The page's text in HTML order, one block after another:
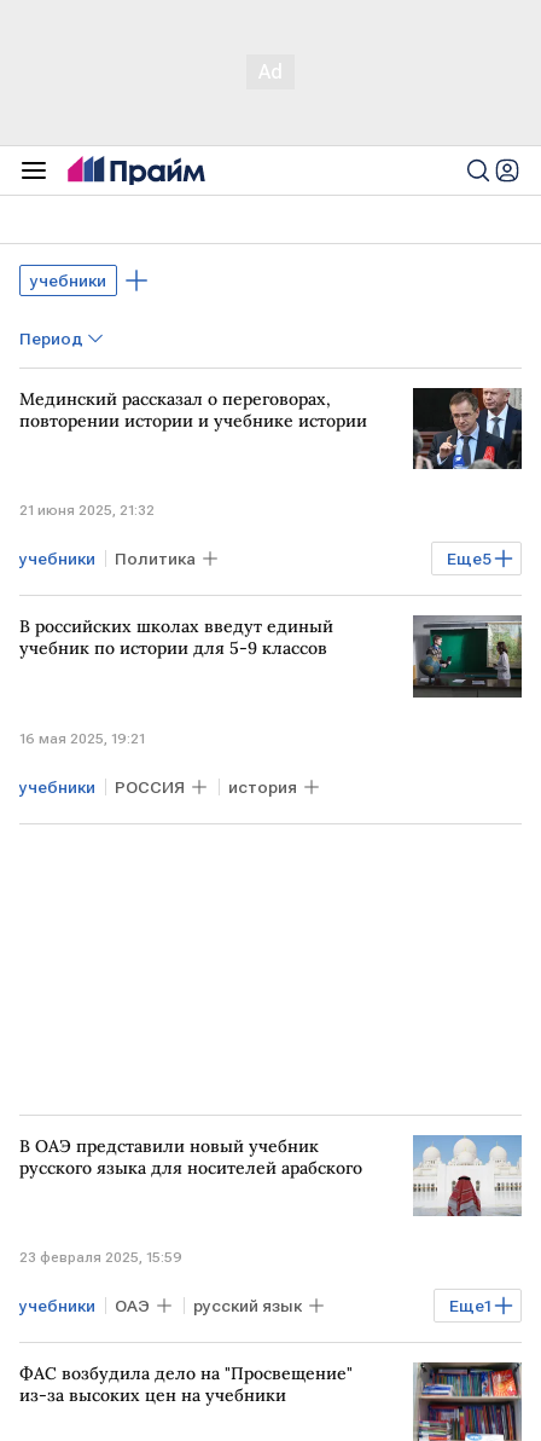
учебники
Период
Мединский рассказал о переговорах,
повторении истории и учебнике истории
21 июня 2025, 21:32
Еще5
учебники Политика
Владимир Мединский переговоры
УКРАИНА КРЫМ история
В российских школах введут единый
учебник по истории для 5-9 классов
16 мая 2025, 19:21
учебники РОССИЯ история
В ОАЭ представили новый учебник
русского языка для носителей арабского
23 февраля 2025, 15:59
Еще1
учебники ОАЭ русский язык
образование
ФАС возбудила дело на "Просвещение"
из-за высоких цен на учебники